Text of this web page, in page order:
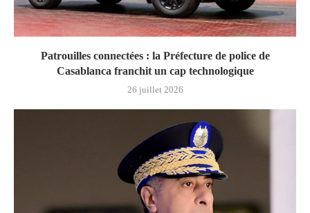
Patrouilles connectées : la Préfecture de police de
Casablanca franchit un cap technologique
26 juillet 2026